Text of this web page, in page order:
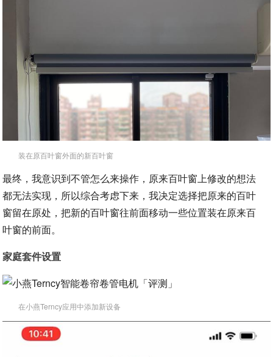
装在原百叶窗外面的新百叶窗
最终，我意识到不管怎么来操作，原来百叶窗上修改的想法
都无法实现，所以综合考虑下来，我决定选择把原来的百叶
窗留在原处，把新的百叶窗往前面移动一些位置装在原来百
叶窗的前面。
家庭套件设置
在小燕Terncy应用中添加新设备